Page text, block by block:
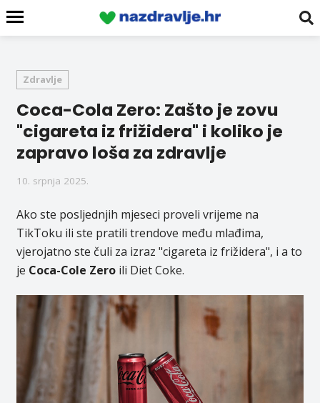
Zdravlje
Coca-Cola Zero: Zašto je zovu
"cigareta iz frižidera" i koliko je
zapravo loša za zdravlje
10. srpnja 2025.
Ako ste posljednjih mjeseci proveli vrijeme na
TikToku ili ste pratili trendove među mlađima,
vjerojatno ste čuli za izraz "cigareta iz frižidera", i a to
je Coca-Cole Zeroili Diet Coke.